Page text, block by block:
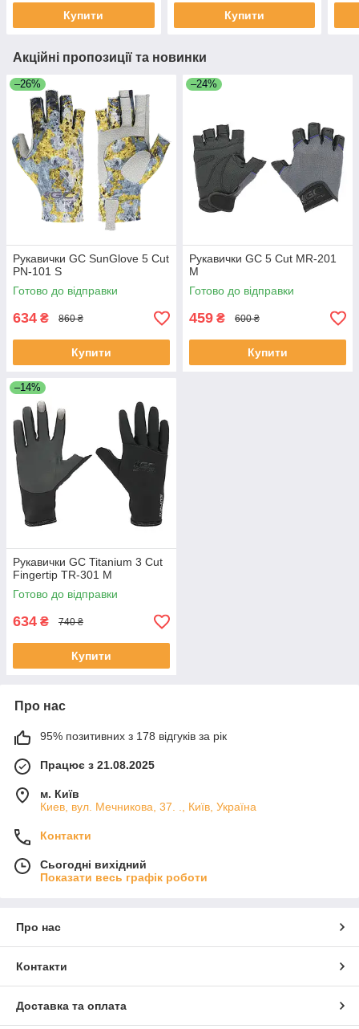
Купити Купити
Акційні пропозиції та новинки
–26%
Рукавички GC SunGlove 5 Cut
PN-101 S
Готово до відправки
634 ₴ 860 ₴
Купити
–24%
Рукавички GC 5 Cut MR-201
M
Готово до відправки
459 ₴ 600 ₴
Купити
–14%
Рукавички GC Titanium 3 Cut
Fingertip TR-301 M
Готово до відправки
634 ₴ 740 ₴
Купити
Про нас
95% позитивних з 178 відгуків за рік
Працює з 21.08.2025
м. Київ
Киев, вул. Мечникова, 37. ., Київ, Україна
Контакти
Сьогодні вихідний
Показати весь графік роботи
Про нас
Контакти
Доставка та оплата